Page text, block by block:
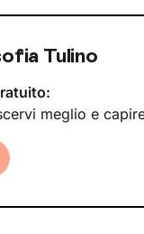
Tulino
meglio e